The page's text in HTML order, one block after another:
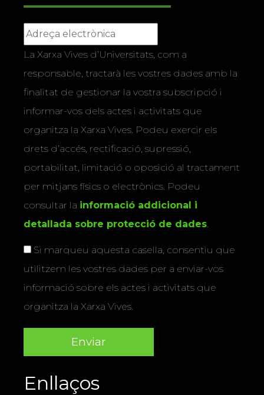
La Xarxa Vives d’Universitats, com a
responsable, tractarà les vostres dades amb la
finalitat de gestionar la vostra subscripció i
informar-vos dels actes i activitats que
organitza la Xarxa Vives. Podeu exercir els
drets d’accés, rectificació, supressió,
portabilitat, limitació o oposició al tractament
per mitjans físics o electrònics. Podeu
consultar la informació addicional i
detallada sobre protecció de dades.
Si marqueu aquesta casella, consentiu que
utilitzem les vostres dades per a enviar-vos
informació sobre els actes i activitats que
organitza la Xarxa Vives.
Enllaços